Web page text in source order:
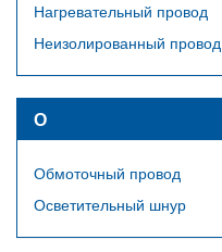
Нагревательный провод
Неизолированный провод
О
Обмоточный провод
Осветительный шнур